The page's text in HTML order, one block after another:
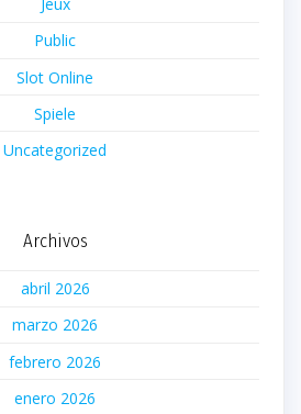
Public
Slot Online
Spiele
Uncategorized
Archivos
abril 2026
marzo 2026
febrero 2026
enero 2026